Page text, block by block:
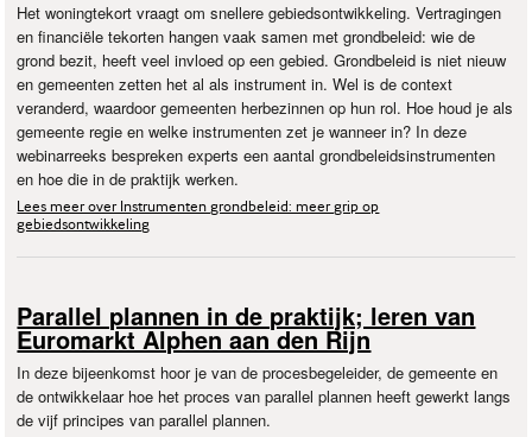
Het woningtekort vraagt om snellere gebiedsontwikkeling. Vertragingen
en financiële tekorten hangen vaak samen met grondbeleid: wie de
grond bezit, heeft veel invloed op een gebied. Grondbeleid is niet nieuw
en gemeenten zetten het al als instrument in. Wel is de context
veranderd, waardoor gemeenten herbezinnen op hun rol. Hoe houd je als
gemeente regie en welke instrumenten zet je wanneer in? In deze
webinarreeks bespreken experts een aantal grondbeleidsinstrumenten
en hoe die in de praktijk werken.
Lees meer over Instrumenten grondbeleid: meer grip op
gebiedsontwikkeling
Parallel plannen in de praktijk; leren van
Euromarkt Alphen aan den Rijn
In deze bijeenkomst hoor je van de procesbegeleider, de gemeente en
de ontwikkelaar hoe het proces van parallel plannen heeft gewerkt langs
de vijf principes van parallel plannen.